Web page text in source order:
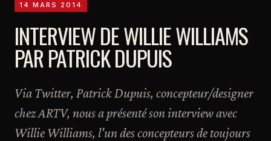
14 MARS 2014
INTERVIEW DE WILLIE WILLIAMS
PAR PATRICK DUPUIS
Via Twitter, Patrick Dupuis, concepteur/designer
chez ARTV, nous a présenté son interview avec
Willie Williams, l'un des concepteurs de toujours